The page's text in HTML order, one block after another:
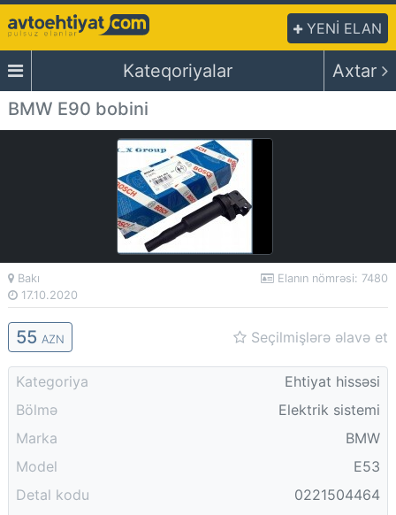
YENİ ELAN
Kateqoriyalar
Axtar
BMW E90 bobini
Bakı
17.10.2020
Elanın nömrəsi: 7480
55 AZN Seçilmişlərə əlavə et
Kategoriya
Ehtiyat hissəsi
Bölmə
Elektrik sistemi
Marka
BMW
Model
E53
Detal kodu
0221504464